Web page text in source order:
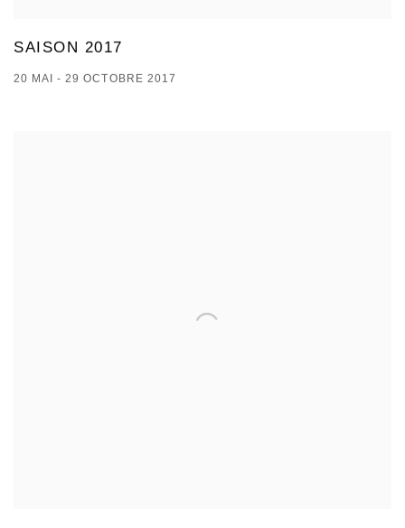
SAISON 2017
20 MAI - 29 OCTOBRE 2017